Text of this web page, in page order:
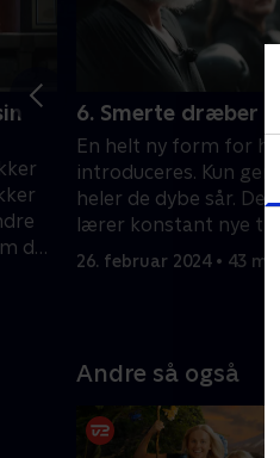
de
6. Smerte dræber
En helt ny form for
introduceres. Kun
heler de dybe sår. De
lærer konstant nye
og hinanden.
26. februar 2024 • 43 min
Andre så også